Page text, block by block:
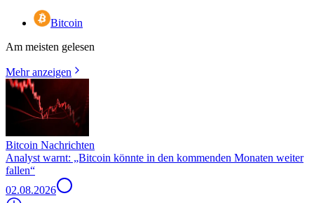
Bitcoin
Am meisten gelesen
Mehr anzeigen
Bitcoin Nachrichten
Analyst warnt: „Bitcoin könnte in den kommenden Monaten weiter
fallen“
02.08.2026